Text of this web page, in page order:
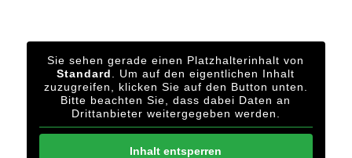
Sie sehen gerade einen Platzhalterinhalt von
Standard. Um auf den eigentlichen Inhalt
zuzugreifen, klicken Sie auf den Button unten.
Bitte beachten Sie, dass dabei Daten an
Drittanbieter weitergegeben werden.
Inhalt entsperren